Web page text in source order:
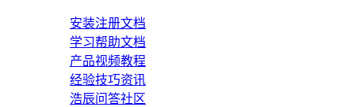
安装注册文档
学习帮助文档
产品视频教程
经验技巧资讯
浩辰问答社区